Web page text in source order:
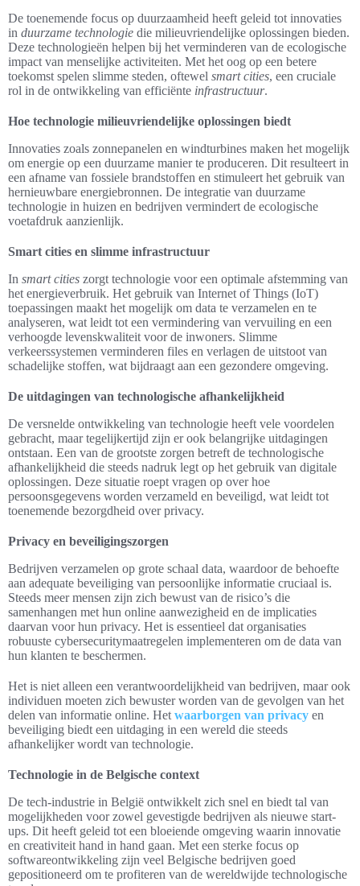
De toenemende focus op duurzaamheid heeft geleid tot innovaties
in duurzame technologie die milieuvriendelijke oplossingen bieden.
Deze technologieën helpen bij het verminderen van de ecologische
impact van menselijke activiteiten. Met het oog op een betere
toekomst spelen slimme steden, oftewel smart cities, een cruciale
rol in de ontwikkeling van efficiënte infrastructuur.
Hoe technologie milieuvriendelijke oplossingen biedt
Innovaties zoals zonnepanelen en windturbines maken het mogelijk
om energie op een duurzame manier te produceren. Dit resulteert in
een afname van fossiele brandstoffen en stimuleert het gebruik van
hernieuwbare energiebronnen. De integratie van duurzame
technologie in huizen en bedrijven vermindert de ecologische
voetafdruk aanzienlijk.
Smart cities en slimme infrastructuur
In smart cities zorgt technologie voor een optimale afstemming van
het energieverbruik. Het gebruik van Internet of Things (IoT)
toepassingen maakt het mogelijk om data te verzamelen en te
analyseren, wat leidt tot een vermindering van vervuiling en een
verhoogde levenskwaliteit voor de inwoners. Slimme
verkeerssystemen verminderen files en verlagen de uitstoot van
schadelijke stoffen, wat bijdraagt aan een gezondere omgeving.
De uitdagingen van technologische afhankelijkheid
De versnelde ontwikkeling van technologie heeft vele voordelen
gebracht, maar tegelijkertijd zijn er ook belangrijke uitdagingen
ontstaan. Een van de grootste zorgen betreft de technologische
afhankelijkheid die steeds nadruk legt op het gebruik van digitale
oplossingen. Deze situatie roept vragen op over hoe
persoonsgegevens worden verzameld en beveiligd, wat leidt tot
toenemende bezorgdheid over privacy.
Privacy en beveiligingszorgen
Bedrijven verzamelen op grote schaal data, waardoor de behoefte
aan adequate beveiliging van persoonlijke informatie cruciaal is.
Steeds meer mensen zijn zich bewust van de risico’s die
samenhangen met hun online aanwezigheid en de implicaties
daarvan voor hun privacy. Het is essentieel dat organisaties
robuuste cybersecuritymaatregelen implementeren om de data van
hun klanten te beschermen.
Het is niet alleen een verantwoordelijkheid van bedrijven, maar ook
individuen moeten zich bewuster worden van de gevolgen van het
delen van informatie online. Het waarborgen van privacy en
beveiliging biedt een uitdaging in een wereld die steeds
afhankelijker wordt van technologie.
Technologie in de Belgische context
De tech-industrie in België ontwikkelt zich snel en biedt tal van
mogelijkheden voor zowel gevestigde bedrijven als nieuwe start-
ups. Dit heeft geleid tot een bloeiende omgeving waarin innovatie
en creativiteit hand in hand gaan. Met een sterke focus op
softwareontwikkeling zijn veel Belgische bedrijven goed
gepositioneerd om te profiteren van de wereldwijde technologische